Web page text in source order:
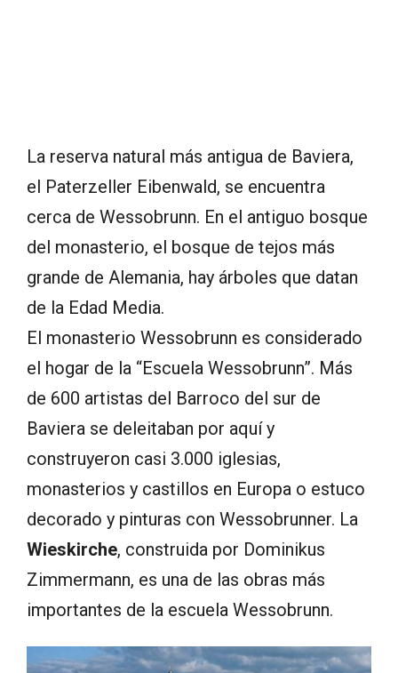
La reserva natural más antigua de Baviera,
el Paterzeller Eibenwald, se encuentra
cerca de Wessobrunn. En el antiguo bosque
del monasterio, el bosque de tejos más
grande de Alemania, hay árboles que datan
de la Edad Media.
El monasterio Wessobrunn es considerado
el hogar de la “Escuela Wessobrunn”. Más
de 600 artistas del Barroco del sur de
Baviera se deleitaban por aquí y
construyeron casi 3.000 iglesias,
monasterios y castillos en Europa o estuco
decorado y pinturas con Wessobrunner. La
Wieskirche, construida por Dominikus
Zimmermann, es una de las obras más
importantes de la escuela Wessobrunn.